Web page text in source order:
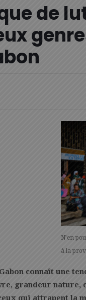
de
N’en
à la
connaît une
grandeur nature,
qui attrapent la